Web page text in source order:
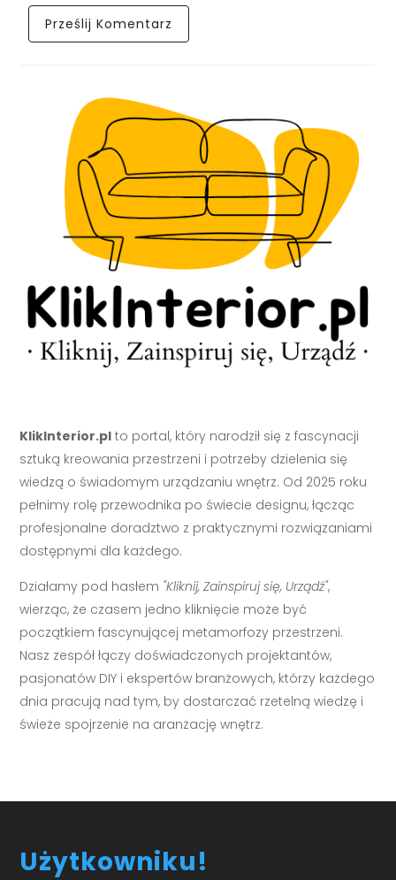
KlikInterior.pl to portal, który narodził się z fascynacji
sztuką kreowania przestrzeni i potrzeby dzielenia się
wiedzą o świadomym urządzaniu wnętrz. Od 2025 roku
pełnimy rolę przewodnika po świecie designu, łącząc
profesjonalne doradztwo z praktycznymi rozwiązaniami
dostępnymi dla każdego.
Działamy pod hasłem "Kliknij, Zainspiruj się, Urządź",
wierząc, że czasem jedno kliknięcie może być
początkiem fascynującej metamorfozy przestrzeni.
Nasz zespół łączy doświadczonych projektantów,
pasjonatów DIY i ekspertów branżowych, którzy każdego
dnia pracują nad tym, by dostarczać rzetelną wiedzę i
świeże spojrzenie na aranżację wnętrz.
Użytkowniku!